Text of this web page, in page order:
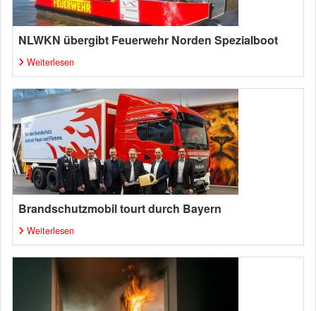
NLWKN übergibt Feuerwehr Norden Spezialboot
Weiterlesen
Brandschutzmobil tourt durch Bayern
Weiterlesen